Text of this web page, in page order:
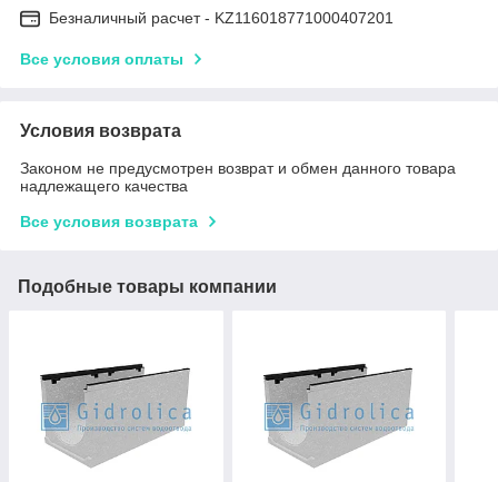
Безналичный расчет - KZ116018771000407201
Все условия оплаты
Условия возврата
Законом не предусмотрен возврат и обмен данного товара
надлежащего качества
Все условия возврата
Подобные товары компании